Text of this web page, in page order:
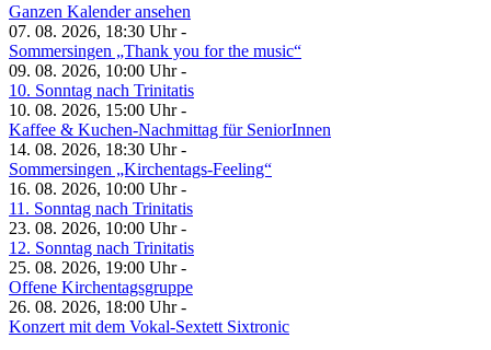
Ganzen Kalender ansehen
07. 08. 2026, 18:30 Uhr -
Sommersingen „Thank you for the music“
09. 08. 2026, 10:00 Uhr -
10. Sonntag nach Trinitatis
10. 08. 2026, 15:00 Uhr -
Kaffee & Kuchen-Nachmittag für SeniorInnen
14. 08. 2026, 18:30 Uhr -
Sommersingen „Kirchentags-Feeling“
16. 08. 2026, 10:00 Uhr -
11. Sonntag nach Trinitatis
23. 08. 2026, 10:00 Uhr -
12. Sonntag nach Trinitatis
25. 08. 2026, 19:00 Uhr -
Offene Kirchentagsgruppe
26. 08. 2026, 18:00 Uhr -
Konzert mit dem Vokal-Sextett Sixtronic